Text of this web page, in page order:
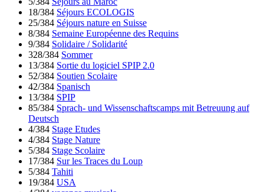
18/384 Séjours ECOLOGIS
25/384 Séjours nature en Suisse
8/384 Semaine Européenne des Requins
9/384 Solidaire / Solidarité
328/384 Sommer
13/384 Sortie du logiciel SPIP 2.0
52/384 Soutien Scolaire
42/384 Spanisch
13/384 SPIP
85/384 Sprach- und Wissenschaftscamps mit Betreuung auf
Deutsch
4/384 Stage Etudes
4/384 Stage Nature
5/384 Stage Scolaire
17/384 Sur les Traces du Loup
5/384 Tahiti
19/384 USA